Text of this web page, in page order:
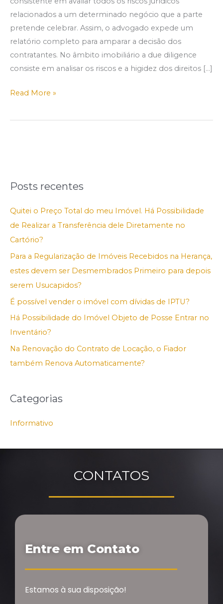
relacionados a um determinado negócio que a parte
pretende celebrar. Assim, o advogado expede um
relatório completo para amparar a decisão dos
contratantes. No âmbito imobiliário a due diligence
consiste em analisar os riscos e a higidez dos direitos […]
Read More »
Posts recentes
Quitei o Preço Total do meu Imóvel. Há Possibilidade
de Realizar a Transferência dele Diretamente no
Cartório?
Para a Regularização de Imóveis Recebidos na Herança,
estes devem ser Desmembrados Primeiro para depois
serem Usucapidos?
É possível vender o imóvel com dívidas de IPTU?
Há Possibilidade do Imóvel Objeto de Posse Entrar no
Inventário?
Na Renovação do Contrato de Locação, o Fiador
também Renova Automaticamente?
Categorias
Informativo
CONTATOS
Entre em Contato
Estamos à sua disposição!